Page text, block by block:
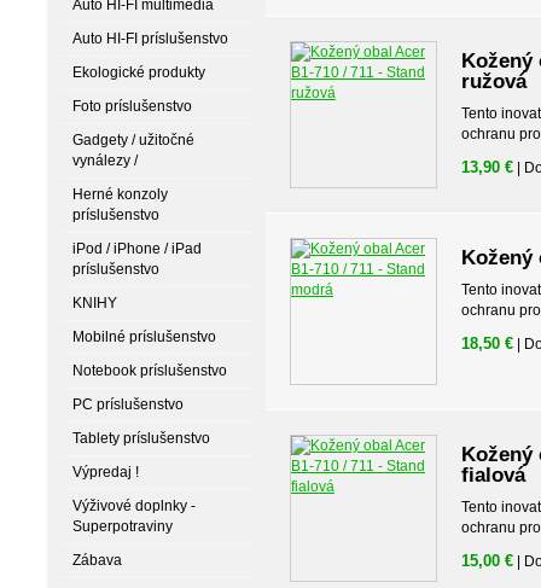
Auto HI-FI multimédia
Auto HI-FI príslušenstvo
Ekologické produkty
Foto príslušenstvo
Gadgety / užitočné
vynálezy /
Herné konzoly
príslušenstvo
iPod / iPhone / iPad
príslušenstvo
KNIHY
Mobilné príslušenstvo
Notebook príslušenstvo
PC príslušenstvo
Tablety príslušenstvo
Výpredaj !
Výživové doplnky -
Superpotraviny
Zábava
Kožený
ružová
Tento
ochranu
13,90 € |
Kožený
Tento
ochranu
18,50 € |
Kožený
fialová
Tento
ochranu
15,00 € |